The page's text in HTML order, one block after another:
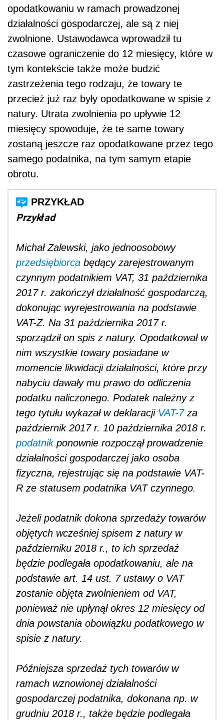
opodatkowaniu w ramach prowadzonej
działalności gospodarczej, ale są z niej
zwolnione. Ustawodawca wprowadził tu
czasowe ograniczenie do 12 miesięcy, które w
tym kontekście także może budzić
zastrzeżenia tego rodzaju, że towary te
przecież już raz były opodatkowane w spisie z
natury. Utrata zwolnienia po upływie 12
miesięcy spowoduje, że te same towary
zostaną jeszcze raz opodatkowane przez tego
samego podatnika, na tym samym etapie
obrotu.
Przykład
Michał Zalewski, jako jednoosobowy
przedsiębiorca będący zarejestrowanym
czynnym podatnikiem VAT, 31 października
2017 r. zakończył działalność gospodarczą,
dokonując wyrejestrowania na podstawie
VAT-Z. Na 31 października 2017 r.
sporządził on spis z natury. Opodatkował w
nim wszystkie towary posiadane w
momencie likwidacji działalności, które przy
nabyciu dawały mu prawo do odliczenia
podatku naliczonego. Podatek należny z
tego tytułu wykazał w deklaracji VAT-7za
październik 2017 r. 10 października 2018 r.
podatnikponownie rozpoczął prowadzenie
działalności gospodarczej jako osoba
fizyczna, rejestrując się na podstawie VAT-
R ze statusem podatnika VAT czynnego.
Jeżeli podatnik dokona sprzedaży towarów
objętych wcześniej spisem z natury w
październiku 2018 r., to ich sprzedaż
będzie podlegała opodatkowaniu, ale na
podstawie art. 14 ust. 7 ustawy o VAT
zostanie objęta zwolnieniem od VAT,
ponieważ nie upłynął okres 12 miesięcy od
dnia powstania obowiązku podatkowego w
spisie z natury.
Późniejsza sprzedaż tych towarów w
ramach wznowionej działalności
gospodarczej podatnika, dokonana np. w
grudniu 2018 r., także będzie podlegała